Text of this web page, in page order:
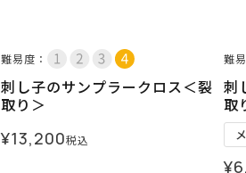
難易度：
刺し子のサンプラークロス＜裂
取り＞
¥13,200税込
難
刺
取
¥